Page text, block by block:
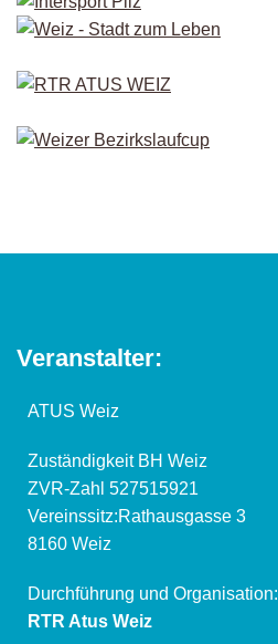
Veranstalter:
ATUS Weiz
Zuständigkeit BH Weiz
ZVR-Zahl 527515921
Vereinssitz:Rathausgasse 3
8160 Weiz
Durchführung und Organisation:
RTR Atus Weiz